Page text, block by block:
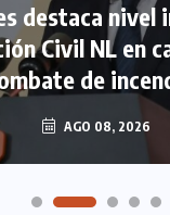
destaca nivel
Civil NL en
de
AGO 08, 2026